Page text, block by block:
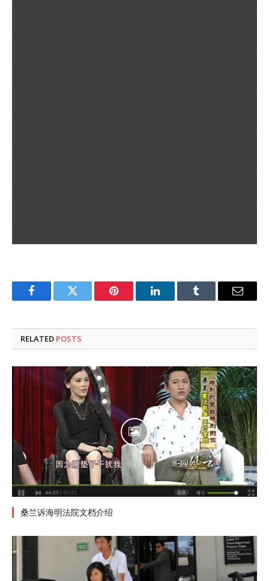
FacebookTwitter Pinterest LinkedInTumblr Email
RELATED POSTS
桑兰诉海明法院文档介绍